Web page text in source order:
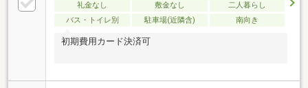
礼金なし 敷金なし
二人暮らし
バス・トイレ別
駐車場(近隣含) 南向き
初期費用カード決済可